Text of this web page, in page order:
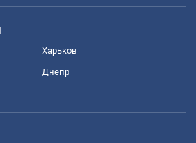
Харьков
Днепр